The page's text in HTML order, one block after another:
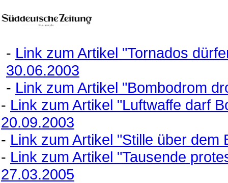
- Link zum Artikel "Tornados
30.06.2003
- Link zum Artikel "Bombodrom
- Link zum Artikel "Luftwaffe darf
20.09.2003
- Link zum Artikel "Stille über
- Link zum Artikel "Tausende
27.03.2005